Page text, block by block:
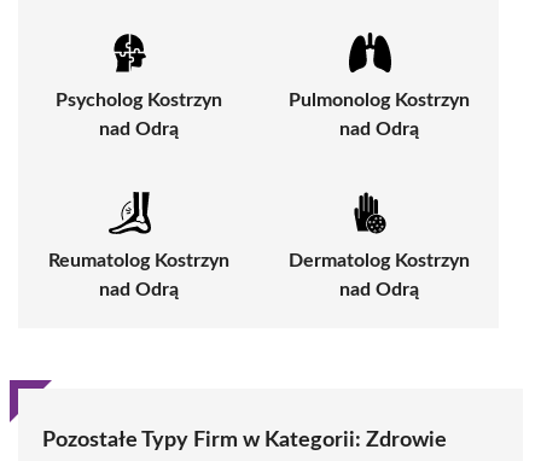
Psycholog Kostrzyn
nad Odrą
Pulmonolog Kostrzyn
nad Odrą
Reumatolog Kostrzyn
nad Odrą
Dermatolog Kostrzyn
nad Odrą
Pozostałe Typy Firm w Kategorii: Zdrowie